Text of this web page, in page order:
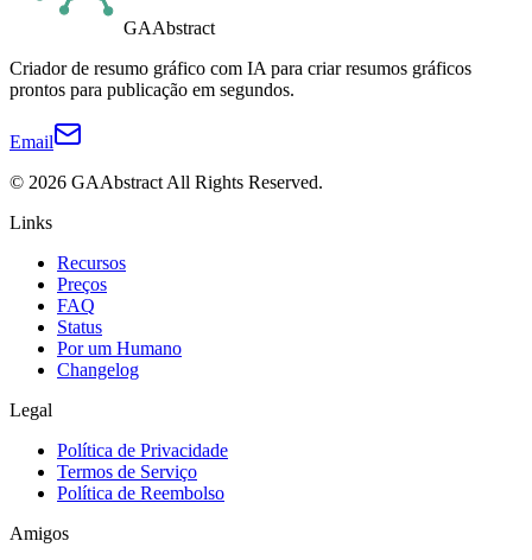
GAAbstract
Criador de resumo gráfico com IA para criar resumos gráficos
prontos para publicação em segundos.
Email
© 2026 GAAbstractAll Rights Reserved.
Links
Recursos
Preços
FAQ
Status
Por um Humano
Changelog
Legal
Política de Privacidade
Termos de Serviço
Política de Reembolso
Amigos